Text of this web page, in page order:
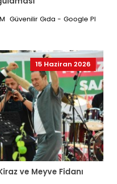
Güvenilir Gıda - Google Pl
15 Haziran 2026
ve Meyve Fidanı